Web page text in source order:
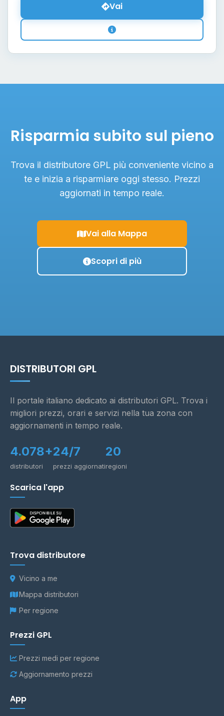
Vai
Risparmia subito sul pieno
Trova il distributore GPL più conveniente vicino a
te e inizia a risparmiare oggi stesso. Prezzi
aggiornati in tempo reale.
Vai alla Mappa
Scopri di più
DISTRIBUTORI GPL
Il portale italiano dedicato ai distributori GPL. Trova i
migliori prezzi, orari e servizi nella tua zona con
aggiornamenti in tempo reale.
4.078+
distributori
24/7
prezzi aggiornati
20
regioni
Scarica l'app
Trova distributore
Vicino a me
Mappa distributori
Per regione
Prezzi GPL
Prezzi medi per regione
Aggiornamento prezzi
App